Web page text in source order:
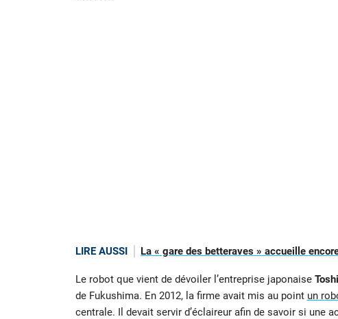
LIRE AUSSI La « gare des betteraves » accueille
Le robot que vient de dévoiler l’entreprise japonaise
de Fukushima. En 2012, la firme avait mis au point un
centrale. Il devait servir d’éclaireur afin de savoir si une